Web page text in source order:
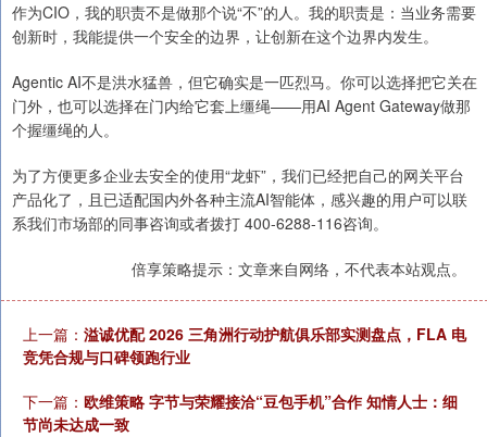
作为CIO，我的职责不是做那个说“不”的人。我的职责是：当业务需要
创新时，我能提供一个安全的边界，让创新在这个边界内发生。
Agentic AI不是洪水猛兽，但它确实是一匹烈马。你可以选择把它关在
门外，也可以选择在门内给它套上缰绳——用AI Agent Gateway做那
个握缰绳的人。
为了方便更多企业去安全的使用“龙虾”，我们已经把自己的网关平台
产品化了，且已适配国内外各种主流AI智能体，感兴趣的用户可以联
系我们市场部的同事咨询或者拨打 400-6288-116咨询。
倍享策略提示：文章来自网络，不代表本站观点。
上一篇： 溢诚优配 2026 三角洲行动护航俱乐部实测盘点，FLA 电
竞凭合规与口碑领跑行业
下一篇： 欧维策略 字节与荣耀接洽“豆包手机”合作 知情人士：细
节尚未达成一致